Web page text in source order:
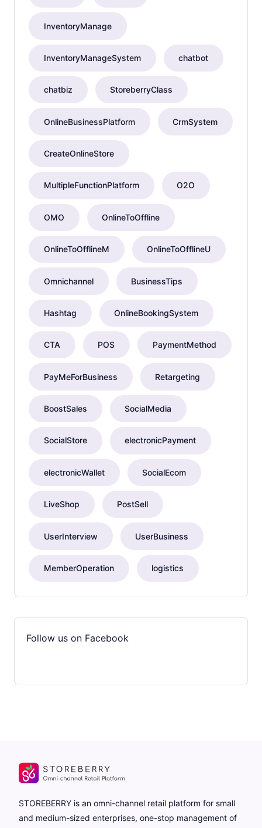
InventoryManage
InventoryManageSystem chatbot
chatbiz StoreberryClass
OnlineBusinessPlatform CrmSystem
CreateOnlineStore
MultipleFunctionPlatform O2O
OMO OnlineToOffline
OnlineToOfflineM OnlineToOfflineU
Omnichannel BusinessTips
Hashtag OnlineBookingSystem
CTA POS PaymentMethod
PayMeForBusiness Retargeting
BoostSales SocialMedia
SocialStore electronicPayment
electronicWallet SocialEcom
LiveShop PostSell
UserInterview UserBusiness
MemberOperation logistics
Follow us on Facebook
STOREBERRY is an omni-channel retail platform for small
and medium-sized enterprises, one-stop management of